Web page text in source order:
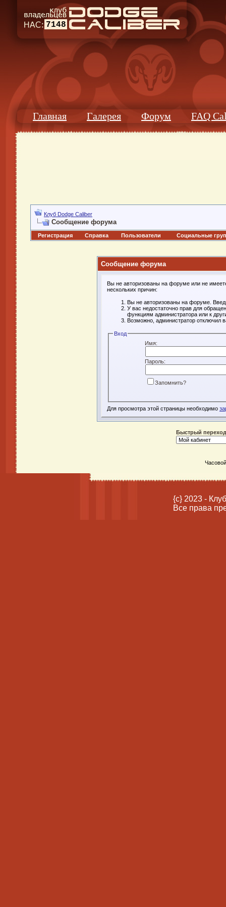
7148
Главная Галерея Форум FAQ
Клуб Dodge Caliber
Сообщение форума
Регистрация Справка Пользователи Социальные
Сообщение форума
Вы не авторизованы на форуме или не
нескольких причин:
Вы не авторизованы на форуме.
У вас недостаточно прав для
функциям администратора или к
Возможно, администратор отключил
Вход
Имя:
Пароль:
Запомнить?
Для просмотра этой страницы необходимо
Быстрый переход
{c} 2023 -
Все права